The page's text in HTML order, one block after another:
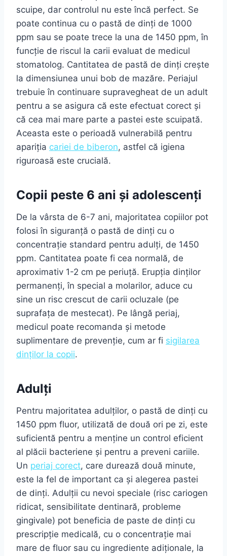
scuipe, dar controlul nu este încă perfect. Se
poate continua cu o pastă de dinți de 1000
ppm sau se poate trece la una de 1450 ppm, în
funcție de riscul la carii evaluat de medicul
stomatolog. Cantitatea de pastă de dinți crește
la dimensiunea unui bob de mazăre. Periajul
trebuie în continuare supravegheat de un adult
pentru a se asigura că este efectuat corect și
că cea mai mare parte a pastei este scuipată.
Aceasta este o perioadă vulnerabilă pentru
apariția cariei de biberon, astfel că igiena
riguroasă este crucială.
Copii peste 6 ani și adolescenți
De la vârsta de 6-7 ani, majoritatea copiilor pot
folosi în siguranță o pastă de dinți cu o
concentrație standard pentru adulți, de 1450
ppm. Cantitatea poate fi cea normală, de
aproximativ 1-2 cm pe periuță. Erupția dinților
permanenți, în special a molarilor, aduce cu
sine un risc crescut de carii ocluzale (pe
suprafața de mestecat). Pe lângă periaj,
medicul poate recomanda și metode
suplimentare de prevenție, cum ar fi sigilarea
dinților la copii.
Adulți
Pentru majoritatea adulților, o pastă de dinți cu
1450 ppm fluor, utilizată de două ori pe zi, este
suficientă pentru a menține un control eficient
al plăcii bacteriene și pentru a preveni cariile.
Un periaj corect, care durează două minute,
este la fel de important ca și alegerea pastei
de dinți. Adulții cu nevoi speciale (risc cariogen
ridicat, sensibilitate dentinară, probleme
gingivale) pot beneficia de paste de dinți cu
prescripție medicală, cu o concentrație mai
mare de fluor sau cu ingrediente adiționale, la